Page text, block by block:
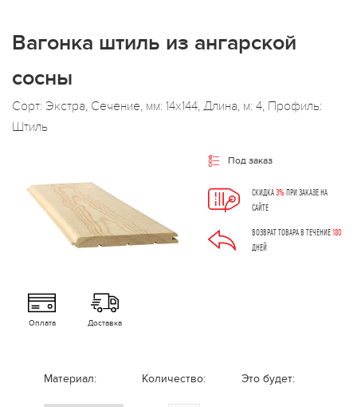
Вагонка штиль из ангарской
сосны
Сорт: Экстра, Сечение, мм: 14x144, Длина, м: 4, Профиль:
Штиль
Под заказ
СКИДКА3%ПРИ ЗАКАЗЕ НА
САЙТЕ
ВОЗВРАТ ТОВАРА В ТЕЧЕНИЕ180
ДНЕЙ
Оплата Доставка
Материал: Количество: Это будет: